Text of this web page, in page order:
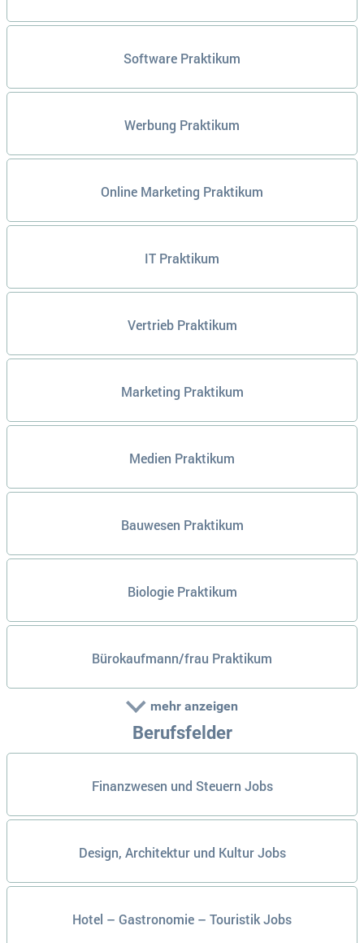
Software Praktikum
Werbung Praktikum
Online Marketing Praktikum
IT Praktikum
Vertrieb Praktikum
Marketing Praktikum
Medien Praktikum
Bauwesen Praktikum
Biologie Praktikum
Bürokaufmann/frau Praktikum
mehr anzeigen
Berufsfelder
Finanzwesen und Steuern Jobs
Design, Architektur und Kultur Jobs
Hotel – Gastronomie – Touristik Jobs